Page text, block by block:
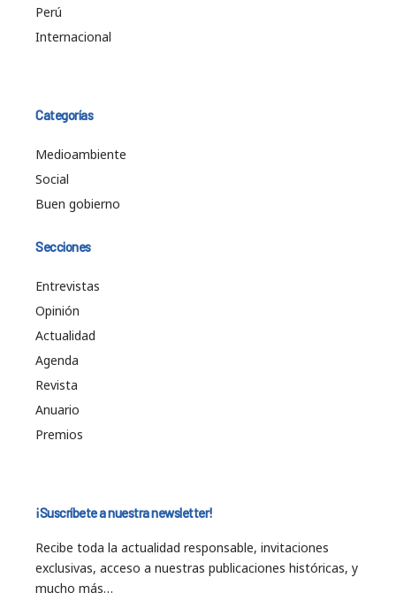
Perú
Internacional
Categorías
Medioambiente
Social
Buen gobierno
Secciones
Entrevistas
Opinión
Actualidad
Agenda
Revista
Anuario
Premios
¡Suscríbete a nuestra newsletter!
Recibe toda la actualidad responsable, invitaciones
exclusivas, acceso a nuestras publicaciones históricas, y
mucho más…